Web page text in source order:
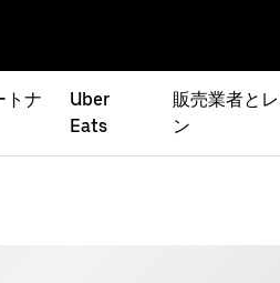
トナ
Uber
Eats
販売業者と
ン